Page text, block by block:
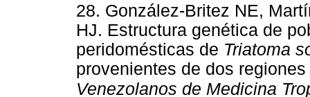
28. González-Britez NE,
HJ. Estructura genética de
peridomésticas de Triatoma
provenientes de dos
Venezolanos de Medicina